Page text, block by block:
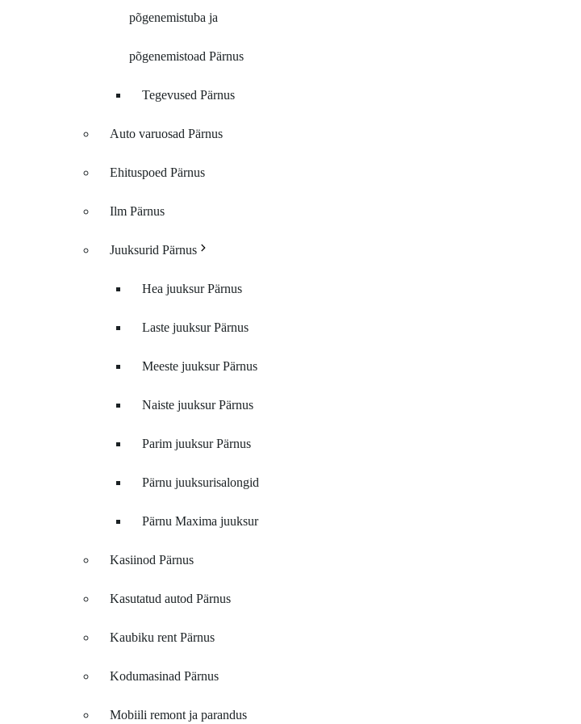
põgenemistuba ja
põgenemistoad Pärnus
Tegevused Pärnus
Auto varuosad Pärnus
Ehituspoed Pärnus
Ilm Pärnus
Juuksurid Pärnus
Hea juuksur Pärnus
Laste juuksur Pärnus
Meeste juuksur Pärnus
Naiste juuksur Pärnus
Parim juuksur Pärnus
Pärnu juuksurisalongid
Pärnu Maxima juuksur
Kasiinod Pärnus
Kasutatud autod Pärnus
Kaubiku rent Pärnus
Kodumasinad Pärnus
Mobiili remont ja parandus